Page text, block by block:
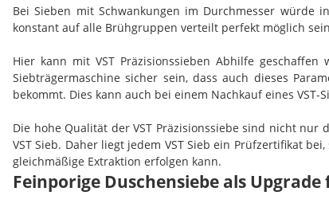
Bei Sieben mit Schwankungen im Durchmesser würde
konstant auf alle Brühgruppen verteilt perfekt möglich
Hier kann mit VST Präzisionssieben Abhilfe
Siebträgermaschine sicher sein, dass auch dieses
bekommt. Dies kann auch bei einem Nachkauf eines
Die hohe Qualität der VST Präzisionssiebe sind nicht
VST Sieb. Daher liegt jedem VST Sieb ein Prüfzertifikat
gleichmäßige Extraktion erfolgen kann.
Feinporige Duschensiebe als